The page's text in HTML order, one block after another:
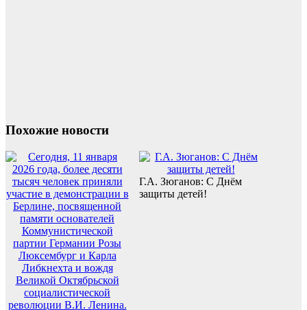
Похожие новости
Г.А. Зюганов: С Днём
защиты детей!